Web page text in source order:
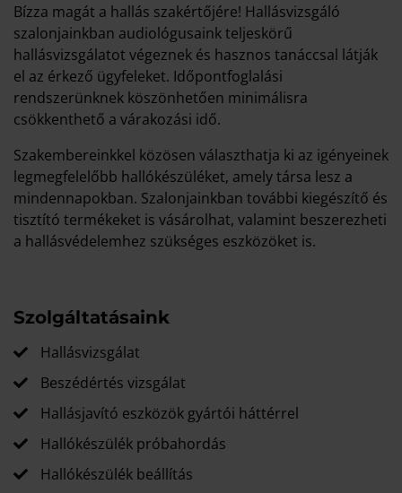
Bízza magát a hallás szakértőjére! Hallásvizsgáló
szalonjainkban audiológusaink teljeskörű
hallásvizsgálatot végeznek és hasznos tanáccsal látják
el az érkező ügyfeleket. Időpontfoglalási
rendszerünknek köszönhetően minimálisra
csökkenthető a várakozási idő.
Szakembereinkkel közösen választhatja ki az igényeinek
legmegfelelőbb hallókészüléket, amely társa lesz a
mindennapokban. Szalonjainkban további kiegészítő és
tisztító termékeket is vásárolhat, valamint beszerezheti
a hallásvédelemhez szükséges eszközöket is.
Szolgáltatásaink
Hallásvizsgálat
Beszédértés vizsgálat
Hallásjavító eszközök gyártói háttérrel
Hallókészülék próbahordás
Hallókészülék beállítás